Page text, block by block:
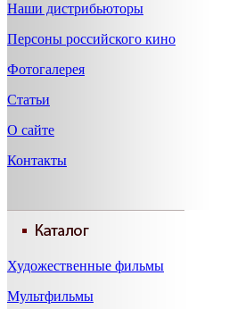
Наши дистрибьюторы
Персоны российского кино
Фотогалерея
Статьи
О сайте
Контакты
Художественные фильмы
Мультфильмы